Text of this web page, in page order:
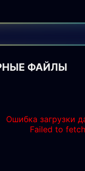
ФАЙЛЫ
Ошибка загрузки
Failed to fetch